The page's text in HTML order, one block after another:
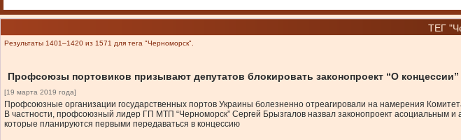
ТЕГ
Результаты 1401–1420 из 1571 для тега "Черноморск".
Профсоюзы портовиков призывают депутатов блокировать законопроект “О концессии”
[19 марта 2019 года]
Профсоюзные организации государственных портов Украины болезненно отреагировали на намерения
В частности, профсоюзный лидер ГП МТП “Черноморск” Сергей Брызгалов назвал законопроект асоциальным
которые планируются первыми передаваться в концессию